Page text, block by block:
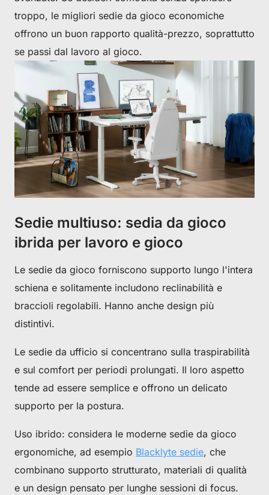
troppo, le migliori sedie da gioco economiche
offrono un buon rapporto qualità-prezzo, soprattutto
se passi dal lavoro al gioco.
Sedie multiuso: sedia da gioco
ibrida per lavoro e gioco
Le sedie da gioco forniscono supporto lungo l'intera
schiena e solitamente includono reclinabilità e
braccioli regolabili. Hanno anche design più
distintivi.
Le sedie da ufficio si concentrano sulla traspirabilità
e sul comfort per periodi prolungati. Il loro aspetto
tende ad essere semplice e offrono un delicato
supporto per la postura.
Uso ibrido: considera le moderne sedie da gioco
ergonomiche, ad esempio Blacklyte sedie, che
combinano supporto strutturato, materiali di qualità
e un design pensato per lunghe sessioni di focus.
Get €30 off your first order!
Subscribe to unlock and stay updated on Blacklyte special offers,
new releases and more!
CLAIM YOUR DISCOUNT
No, suscribe later